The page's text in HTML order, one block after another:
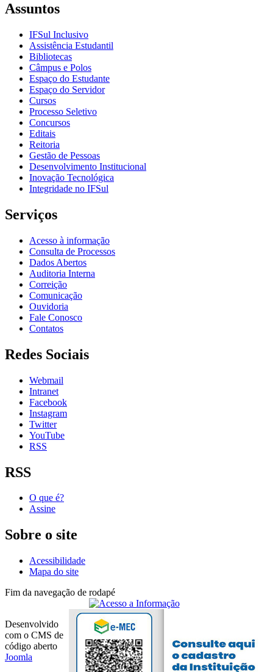
Assuntos
IFSul Inclusivo
Assistência Estudantil
Bibliotecas
Câmpus e Polos
Espaço do Estudante
Espaço do Servidor
Cursos
Processo Seletivo
Concursos
Editais
Reitoria
Gestão de Pessoas
Desenvolvimento Institucional
Inovação Tecnológica
Integridade no IFSul
Serviços
Acesso à informação
Consulta de Processos
Dados Abertos
Auditoria Interna
Correição
Comunicação
Ouvidoria
Fale Conosco
Contatos
Redes Sociais
Webmail
Intranet
Facebook
Instagram
Twitter
YouTube
RSS
RSS
O que é?
Assine
Sobre o site
Acessibilidade
Mapa do site
Fim da navegação de rodapé
Desenvolvido
com o CMS de
código aberto
Joomla